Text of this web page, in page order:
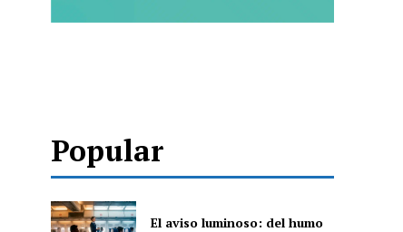
Popular
El aviso luminoso: del humo